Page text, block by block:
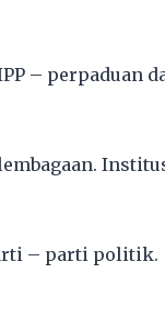
– perpaduan
– parti politik.